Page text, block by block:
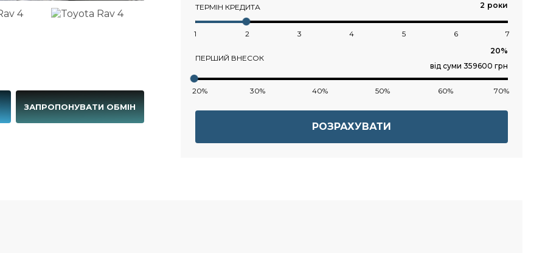
ЗАПРОПОНУВАТИ ОБМІН
ТЕРМІН КРЕДИТА роки
1 2 3 4 5 6 7
ПЕРШИЙ ВНЕСОК
від суми 359600 грн
20% 30% 40% 50% 60% 70%
РОЗРАХУВАТИ